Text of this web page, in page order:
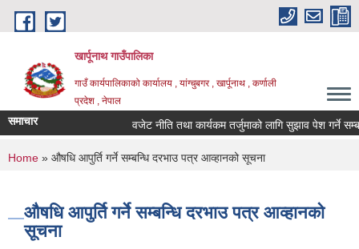
Skip to main content
खार्पूनाथ गाउँपालिका
गाउँ कार्यपालिकाको कार्यालय , यांग्चुबगर , खार्पूनाथ , कर्णाली
प्रदेश , नेपाल
समाचार वजेट नीति तथा कार्यकम तर्जुमाको लागि सुझाव पेश गर्ने
You are here
Home » औषधि आपुर्ति गर्ने सम्बन्धि दरभाउ पत्र आव्हानको सूचना
औषधि आपुर्ति गर्ने सम्बन्धि दरभाउ पत्र आव्हानको
सूचना